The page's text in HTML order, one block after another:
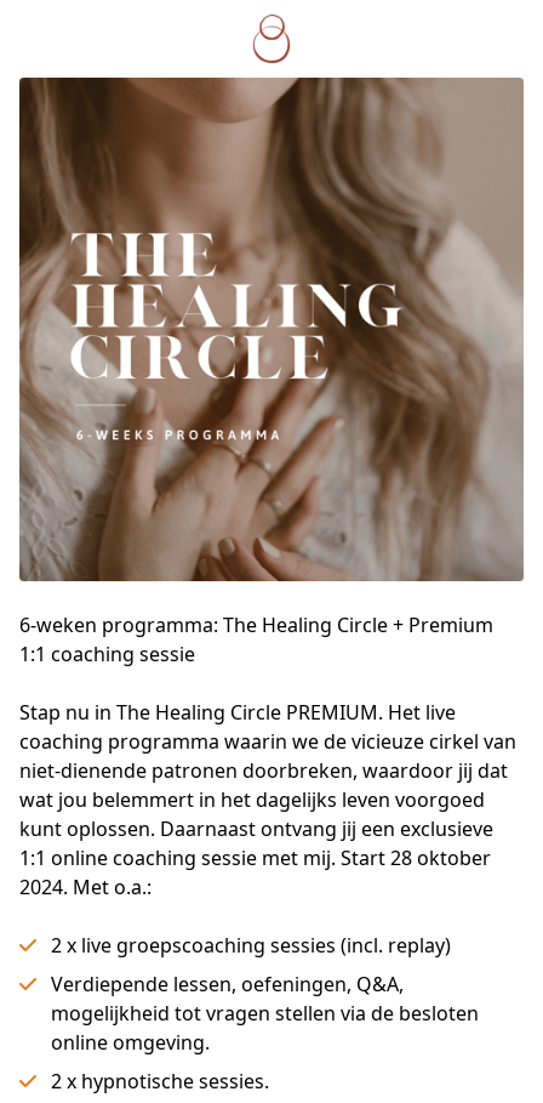
6-weken programma: The Healing Circle + Premium
1:1 coaching sessie
Stap nu in The Healing Circle PREMIUM. Het live
coaching programma waarin we de vicieuze cirkel van
niet-dienende patronen doorbreken, waardoor jij dat
wat jou belemmert in het dagelijks leven voorgoed
kunt oplossen. Daarnaast ontvang jij een exclusieve
1:1 online coaching sessie met mij. Start 28 oktober
2024. Met o.a.:
2 x live groepscoaching sessies (incl. replay)
Verdiepende lessen, oefeningen, Q&A,
mogelijkheid tot vragen stellen via de besloten
online omgeving.
2 x hypnotische sessies.